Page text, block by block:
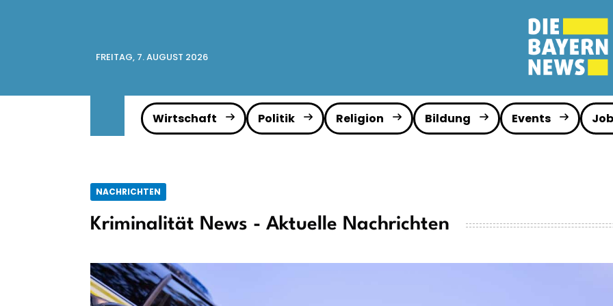
FREITAG, 7. AUGUST 2026
Wirtschaft Politik Religion Bildung Events
NACHRICHTEN
Kriminalität News - Aktuelle Nachrichten